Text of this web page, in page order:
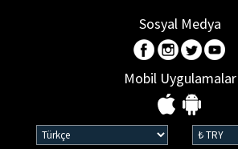
Sosyal Medya
Mobil Uygulamalar